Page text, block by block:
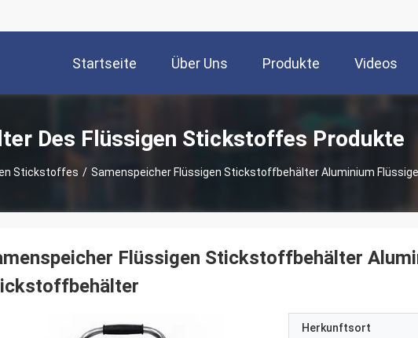
Startseite Über Uns Produkte Videos
Des Flüssigen Stickstoffes Produkte
Stickstoffes / Samenspeicher Flüssigen Stickstoffbehälter Aluminium
Flüssigen Stickstoffbehälter
Herkunftsort